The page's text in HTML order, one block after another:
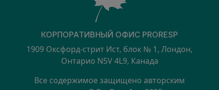
КОРПОРАТИВНЫЙ ОФИС PRORESP
1909 Оксфорд-стрит Ист, блок № 1, Лондон,
Онтарио N5V 4L9, Канада
Все содержимое защищено авторским